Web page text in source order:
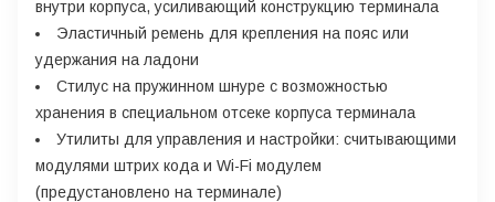
внутри корпуса, усиливающий конструкцию терминала
Эластичный ремень для крепления на пояс или
удержания на ладони
Стилус на пружинном шнуре с возможностью
хранения в специальном отсеке корпуса терминала
Утилиты для управления и настройки: считывающими
модулями штрих кода и Wi-Fi модулем
(предустановлено на терминале)